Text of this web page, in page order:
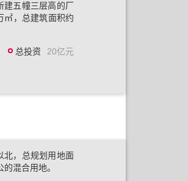
建五幢三层高的厂
㎡，总建筑面积约
总投资 20亿元
北，总规划用地面
混合用地。